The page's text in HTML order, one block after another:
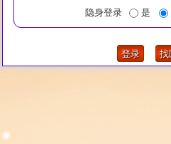
隐身登录 是